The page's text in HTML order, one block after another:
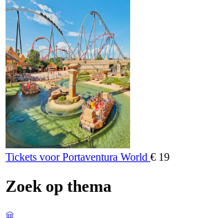
Tickets voor Portaventura World € 19
Zoek op thema